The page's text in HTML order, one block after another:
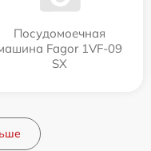
Посудомоечная
Fagor 1VF-09
SX